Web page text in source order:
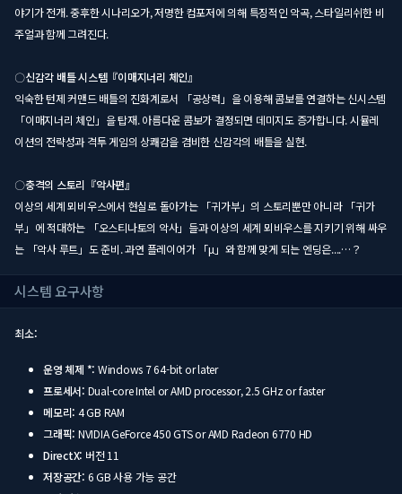
야기가 전개. 중후한 시나리오가, 저명한 컴포저에 의해 특징적인 악곡, 스타일리쉬한 비
주얼과 함께 그려진다.
〇신감각 배틀 시스템『이매지너리 체인』
익숙한 턴제 커맨드 배틀의 진화계로서 「공상력」을 이용해 콤보를 연결하는 신시스템
「이매지너리 체인」을 탑재. 아름다운 콤보가 결정되면 데미지도 증가합니다. 시뮬레
이션의 전략성과 격투 게임의 상쾌감을 겸비한 신감각의 배틀을 실현.
〇충격의 스토리『악사편』
이상의 세계 뫼비우스에서 현실로 돌아가는 「귀가부」의 스토리뿐만 아니라 「귀가
부」에 적대하는 「오스티나토의 악사」들과 이상의 세계 뫼비우스를 지키기 위해 싸우
는 「악사 루트」도 준비. 과연 플레이어가 「μ」와 함께 맞게 되는 엔딩은....…？
시스템 요구사항
최소:
운영 체제 *: Windows 7 64-bit or later
프로세서: Dual-core Intel or AMD processor, 2.5 GHz or faster
메모리: 4 GB RAM
그래픽: NVIDIA GeForce 450 GTS or AMD Radeon 6770 HD
DirectX: 버전 11
저장공간: 6 GB 사용 가능 공간